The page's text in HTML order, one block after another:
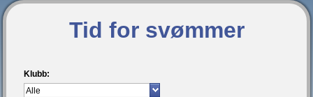
Tid for svømmer
Klubb: